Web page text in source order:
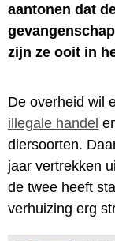
aantonen dat
zijn ze ooit in
De overheid wil
illegale handel
diersoorten.
jaar vertrekken
de twee heeft
verhuizing erg